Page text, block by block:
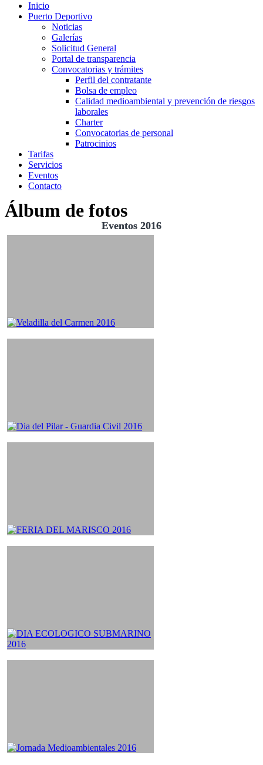
Inicio
Puerto Deportivo
Noticias
Galerías
Solicitud General
Portal de transparencia
Convocatorias y trámites
Perfil del contratante
Bolsa de empleo
Calidad medioambiental y prevención de riesgos
laborales
Charter
Convocatorias de personal
Patrocinios
Tarifas
Servicios
Eventos
Contacto
Álbum de fotos
Eventos 2016